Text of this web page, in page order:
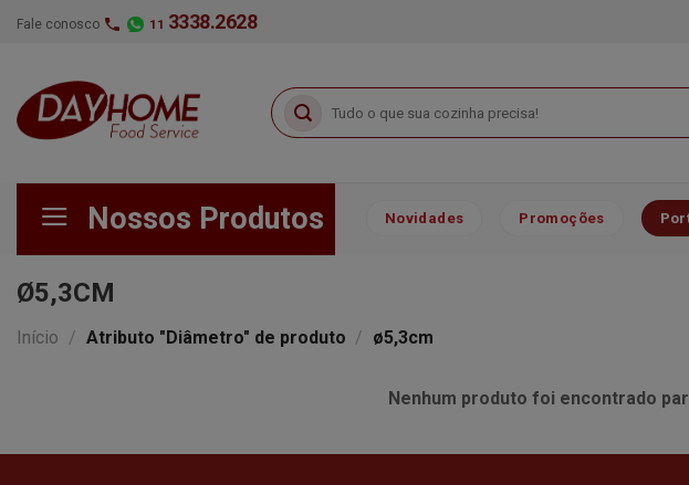
Skip
Fale conosco 11 3338.2628
Pesquisar
por:
Nossos Produtos Novidades Promoções
Ø5,3CM
Início / Atributo "Diâmetro" de produto / ø5,3cm
Nenhum produto foi encontrado